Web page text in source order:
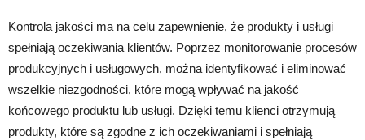
Kontrola jakości ma na celu zapewnienie, że produkty i usługi
spełniają oczekiwania klientów. Poprzez monitorowanie procesów
produkcyjnych i usługowych, można identyfikować i eliminować
wszelkie niezgodności, które mogą wpływać na jakość
końcowego produktu lub usługi. Dzięki temu klienci otrzymują
produkty, które są zgodne z ich oczekiwaniami i spełniają